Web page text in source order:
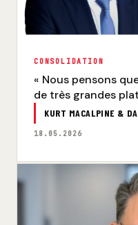
CONSOLIDATION
« Nous pensons
de très grandes
KURT MACALPINE &
18.05.2026